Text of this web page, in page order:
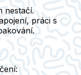
nestačí.
práci s
.